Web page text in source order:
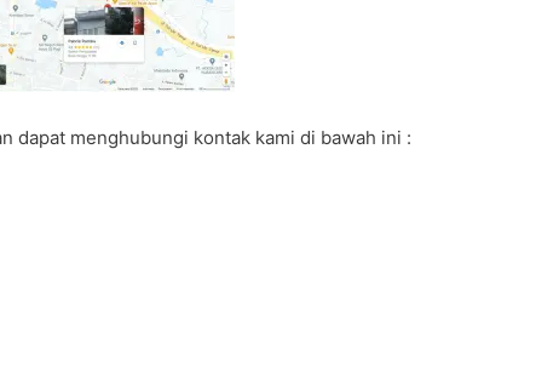
dapat menghubungi kontak kami di bawah ini :